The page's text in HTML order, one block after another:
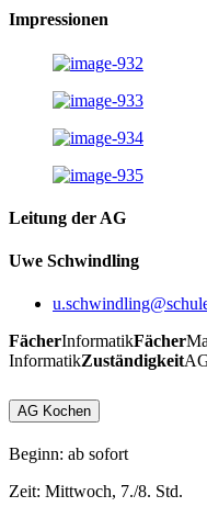
Impressionen
Leitung der AG
Uwe Schwindling
FächerInformatikFächer
InformatikZuständigkeit
AG Kochen
Beginn: ab sofort
Zeit: Mittwoch, 7./8. Std.